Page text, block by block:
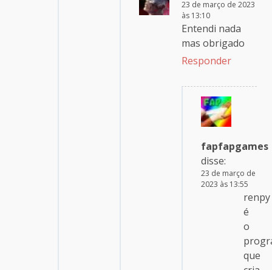
23 de março de 2023
às 13:10
Entendi nada
mas obrigado
Responder
fapfapgames
disse:
23 de março de
2023 às 13:55
renpy
é
o
que